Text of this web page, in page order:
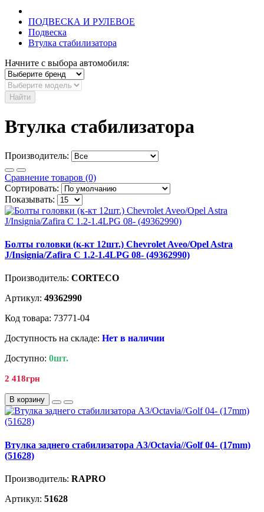
ПОДВЕСКА И РУЛЕВОЕ
Подвеска
Втулка стабилизатора
Начните с выбора автомобиля:
Найти
Втулка стабилизатора
Производитель:
Сравнение товаров (0)
Сортировать:
Показывать:
Болты головки (к-кт 12шт.) Chevrolet Aveo/Opel Astra
J/Insignia/Zafira C 1.2-1.4LPG 08- (49362990)
Производитель: CORTECO
Артикул: 49362990
Код товара: 73771-04
Доступность на складе: Нет в наличии
Доступно: 0шт.
2 418грн
В корзину
Втулка заднего стабилизатора A3/Octavia//Golf 04- (17mm)
(51628)
Производитель: RAPRO
Артикул: 51628